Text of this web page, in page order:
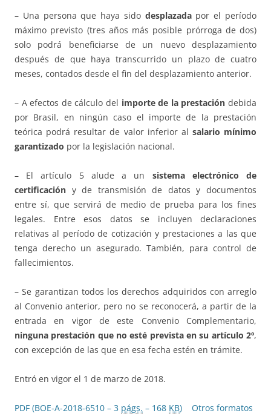
– Una persona que haya sido desplazadapor el período
máximo previsto (tres años más posible prórroga de dos)
solo podrá beneficiarse de un nuevo desplazamiento
después de que haya transcurrido un plazo de cuatro
meses, contados desde el fin del desplazamiento anterior.
– A efectos de cálculo del importe de la prestación debida
por Brasil, en ningún caso el importe de la prestación
teórica podrá resultar de valor inferior al salario mínimo
garantizado por la legislación nacional.
– El artículo 5 alude a un sistema electrónico de
certificación y de transmisión de datos y documentos
entre sí, que servirá de medio de prueba para los fines
legales. Entre esos datos se incluyen declaraciones
relativas al período de cotización y prestaciones a las que
tenga derecho un asegurado. También, para control de
fallecimientos.
– Se garantizan todos los derechos adquiridos con arreglo
al Convenio anterior, pero no se reconocerá, a partir de la
entrada en vigor de este Convenio Complementario,
ninguna prestación que no esté prevista en su artículo 2º,
con excepción de las que en esa fecha estén en trámite.
Entró en vigor el 1 de marzo de 2018.
PDF (BOE-A-2018-6510 – 3 págs. – 168 KB) Otros formatos